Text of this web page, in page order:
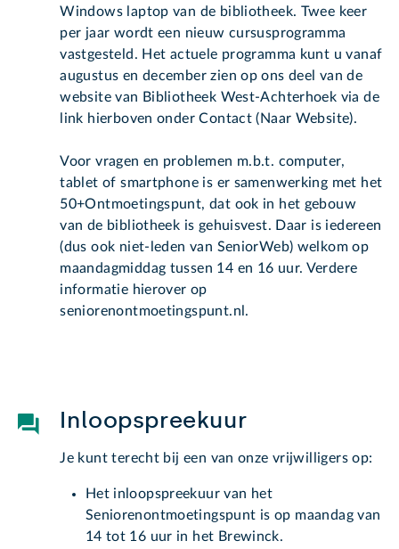
Windows laptop van de bibliotheek. Twee keer
per jaar wordt een nieuw cursusprogramma
vastgesteld. Het actuele programma kunt u vanaf
augustus en december zien op ons deel van de
website van Bibliotheek West-Achterhoek via de
link hierboven onder Contact (Naar Website).
Voor vragen en problemen m.b.t. computer,
tablet of smartphone is er samenwerking met het
50+Ontmoetingspunt, dat ook in het gebouw
van de bibliotheek is gehuisvest. Daar is iedereen
(dus ook niet-leden van SeniorWeb) welkom op
maandagmiddag tussen 14 en 16 uur. Verdere
informatie hierover op
seniorenontmoetingspunt.nl.
Inloopspreekuur
Je kunt terecht bij een van onze vrijwilligers op:
Het inloopspreekuur van het
Seniorenontmoetingspunt is op maandag van
14 tot 16 uur in het Brewinck.